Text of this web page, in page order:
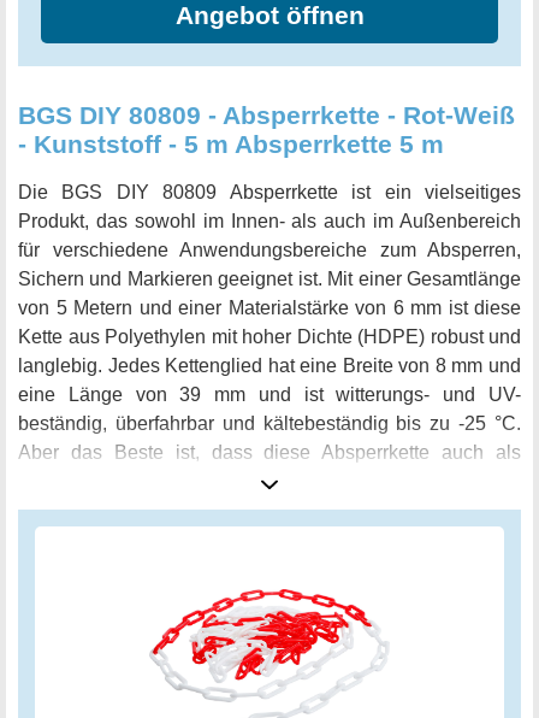
Angebot öffnen
BGS DIY 80809 - Absperrkette - Rot-Weiß
- Kunststoff - 5 m Absperrkette 5 m
Die BGS DIY 80809 Absperrkette ist ein vielseitiges
Produkt, das sowohl im Innen- als auch im Außenbereich
für verschiedene Anwendungsbereiche zum Absperren,
Sichern und Markieren geeignet ist. Mit einer Gesamtlänge
von 5 Metern und einer Materialstärke von 6 mm ist diese
Kette aus Polyethylen mit hoher Dichte (HDPE) robust und
langlebig. Jedes Kettenglied hat eine Breite von 8 mm und
eine Länge von 39 mm und ist witterungs- und UV-
beständig, überfahrbar und kältebeständig bis zu -25 °C.
Aber das Beste ist, dass diese Absperrkette auch als
Regenablaufkette genutzt werden kann, um im
Wasserablauf angebracht zu werden. Egal, ob Sie ein
schnell, effizient und einfach abzuschließen. Greifen Sie
jetzt zu und sparen Sie sich eine Menge Zeit und Nerven.